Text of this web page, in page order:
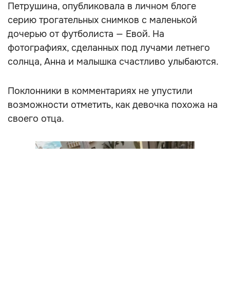
Петрушина, опубликовала в личном блоге
серию трогательных снимков с маленькой
дочерью от футболиста — Евой. На
фотографиях, сделанных под лучами летнего
солнца, Анна и малышка счастливо улыбаются.
Поклонники в комментариях не упустили
возможности отметить, как девочка похожа на
своего отца.